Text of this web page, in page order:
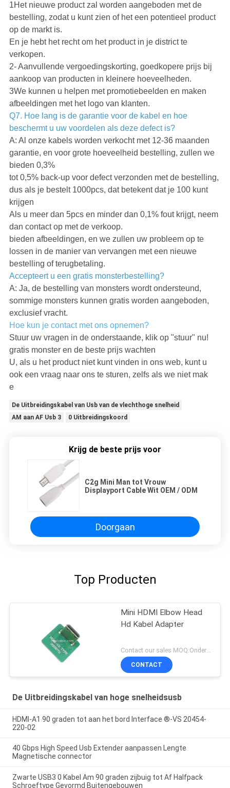
1Het nieuwe product zal worden aangeboden met de
bestelling, zodat u kunt zien of het een potentieel product
op de markt is.
En je hebt het recht om het product in je district te
verkopen.
2- Aanvullende vergoedingskorting, goedkopere prijs bij
aankoop van producten in kleinere hoeveelheden.
3We kunnen u helpen met promotiebeelden en maken
afbeeldingen met het logo van klanten.
Q7. Hoe lang is de garantie voor de kabel en hoe
beschermt u uw voordelen als deze defect is?
A: Al onze kabels worden verkocht met 12-36 maanden
garantie, en voor grote hoeveelheid bestelling, zullen we
bieden 0,3%
tot 0,5% back-up voor defect verzonden met de bestelling,
dus als je bestelt 1000pcs, dat betekent dat je 100 kunt
krijgen
Als u meer dan 5pcs en minder dan 0,1% fout krijgt, neem
dan contact op met de verkoop.
bieden afbeeldingen, en we zullen uw probleem op te
lossen in de manier van vervangen met een nieuwe
bestelling of terugbetaling.
Accepteert u een gratis monsterbestelling?
A: Ja, de bestelling van monsters wordt ondersteund,
sommige monsters kunnen gratis worden aangeboden,
exclusief vracht.
Hoe kun je contact met ons opnemen?
Stuur uw vragen in de onderstaande, klik op "stuur" nu!
gratis monster en de beste prijs wachten
U, als u het product niet kunt vinden in ons web, kunt u
ook een vraag naar ons te sturen, zelfs als we niet mak
e
De Uitbreidingskabel van Usb van de vlechthoge snelheid
AM aan AF Usb 3
0 Uitbreidingskoord
Krijg de beste prijs voor
C2g Mini Man tot Vrouw
Displayport Cable Wit OEM / ODM
Doorgaan
Top Producten
Mini HDMI Elbow Head
Hd Kabel Adapter
CONTACT
De Uitbreidingskabel van hoge snelheidsusb
HDMI-A1 90 graden tot aan het bord Interface ®-VS 20454-
220-02
40 Gbps High Speed Usb Extender aanpassen Lengte
Magnetische connector
Zwarte USB3 0 Kabel Am 90 graden zijbuig tot Af Halfpack
Schroeftype Gevormd Buitengebouwen